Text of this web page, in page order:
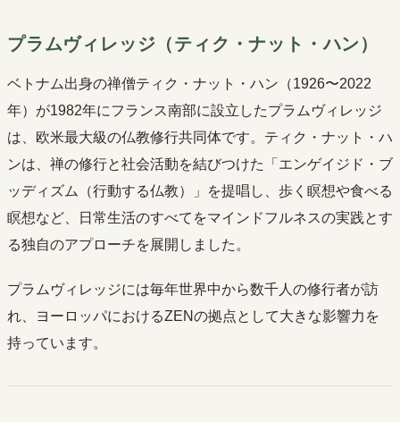
プラムヴィレッジ（ティク・ナット・ハン）
ベトナム出身の禅僧ティク・ナット・ハン（1926〜2022
年）が1982年にフランス南部に設立したプラムヴィレッジ
は、欧米最大級の仏教修行共同体です。ティク・ナット・ハ
ンは、禅の修行と社会活動を結びつけた「エンゲイジド・ブ
ッディズム（行動する仏教）」を提唱し、歩く瞑想や食べる
瞑想など、日常生活のすべてをマインドフルネスの実践とす
る独自のアプローチを展開しました。
プラムヴィレッジには毎年世界中から数千人の修行者が訪
れ、ヨーロッパにおけるZENの拠点として大きな影響力を
持っています。